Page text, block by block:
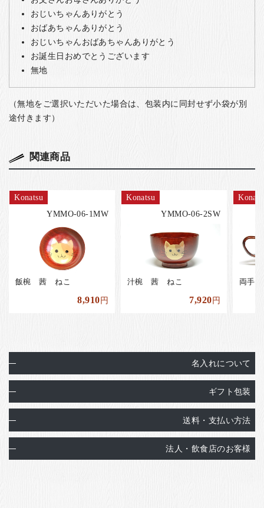
おじいちゃんありがとう
おばあちゃんありがとう
おじいちゃんおばあちゃんありがとう
お誕生日おめでとうございます
無地
（無地をご選択いただいた場合は、包装内に同封せず小袋が別
途付きます）
関連商品
Konatsu
YMMO-06-1MW
飯椀 茜 ねこ
8,910円
Konatsu
YMMO-06-2SW
汁椀 茜 ねこ
7,920円
両手
名入れについて
ギフト包装
送料・支払い方法
法人・飲食店のお客様